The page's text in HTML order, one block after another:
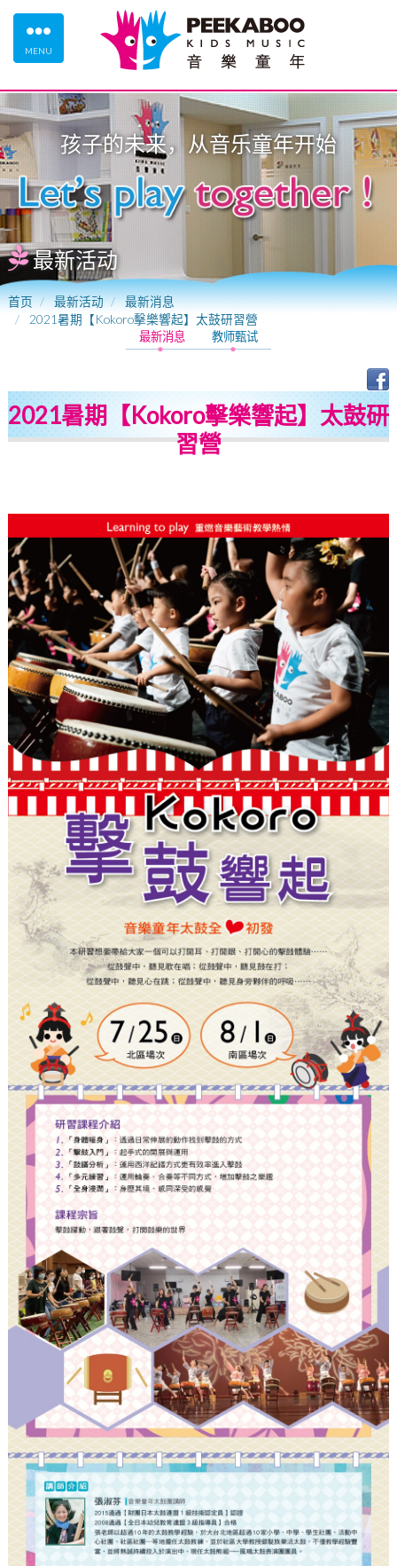
MENU
孩子的未来，从音乐童年开始
首页 最新活动
最新消息
2021暑期【Kokoro擊樂響起】太鼓研習營
最新活动
最新消息 教师甄试
2021暑期【Kokoro擊樂響起】太鼓研
習營